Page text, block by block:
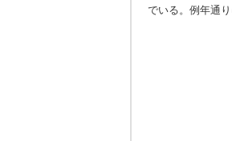
でいる。例年通